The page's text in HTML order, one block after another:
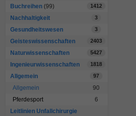
Buchreihen (99) 1412
Nachhaltigkeit 3
Gesundheitswesen 3
Geisteswissenschaften 2403
Naturwissenschaften 5427
Ingenieurwissenschaften 1818
Allgemein 97
Allgemein
90
Pferdesport
6
Leitlinien Unfallchirurgie